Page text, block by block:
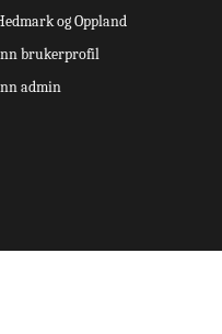
og Oppland
brukerprofil
admin